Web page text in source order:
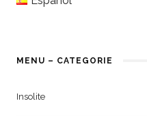
MENU – CATEGORIE
Insolite